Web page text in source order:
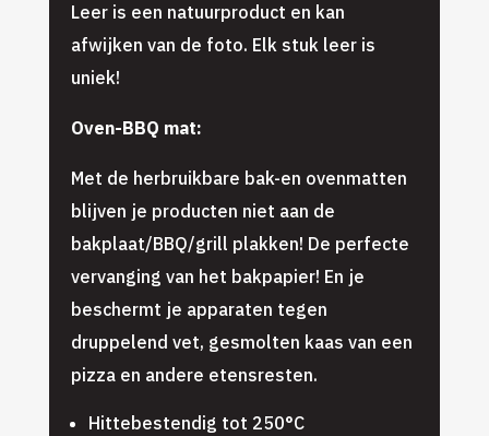
Leer is een natuurproduct en kan
afwijken van de foto. Elk stuk leer is
uniek!
Oven-BBQ mat:
Met de herbruikbare bak-en ovenmatten
blijven je producten niet aan de
bakplaat/BBQ/grill plakken! De perfecte
vervanging van het bakpapier! En je
beschermt je apparaten tegen
druppelend vet, gesmolten kaas van een
pizza en andere etensresten.
Hittebestendig tot 250°C